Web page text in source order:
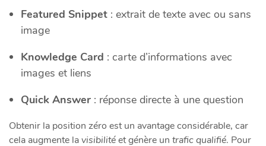
Featured Snippet : extrait de texte avec ou sans
image
Knowledge Card : carte d’informations avec
images et liens
Quick Answer : réponse directe à une question
Obtenir la position zéro est un avantage considérable, car
cela augmente lavisibilitéet génère un trafic qualifié. Pour